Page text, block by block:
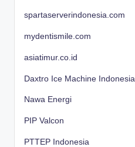
spartaserverindonesia.com
mydentismile.com
asiatimur.co.id
Daxtro Ice Machine Indonesia
Nawa Energi
PIP Valcon
PTTEP Indonesia